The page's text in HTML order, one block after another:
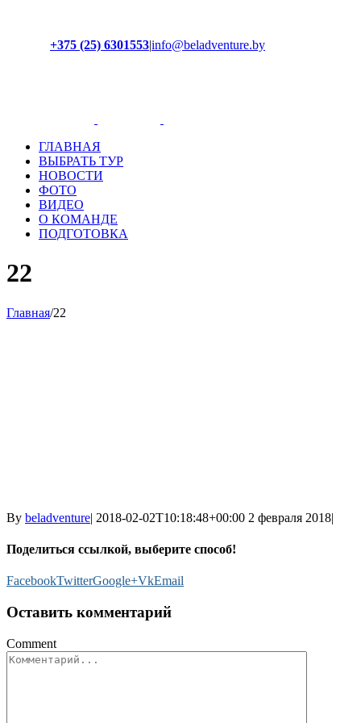
+375 (25) 6301553|info@beladventure.by
ГЛАВНАЯ
ВЫБРАТЬ ТУР
НОВОСТИ
ФОТО
ВИДЕО
О КОМАНДЕ
ПОДГОТОВКА
22
Главная/22
By beladventure| 2018-02-02T10:18:48+00:00 2 февраля 2018|
Поделиться ссылкой, выберите способ!
FacebookTwitterGoogle+VkEmail
Оставить комментарий
Comment